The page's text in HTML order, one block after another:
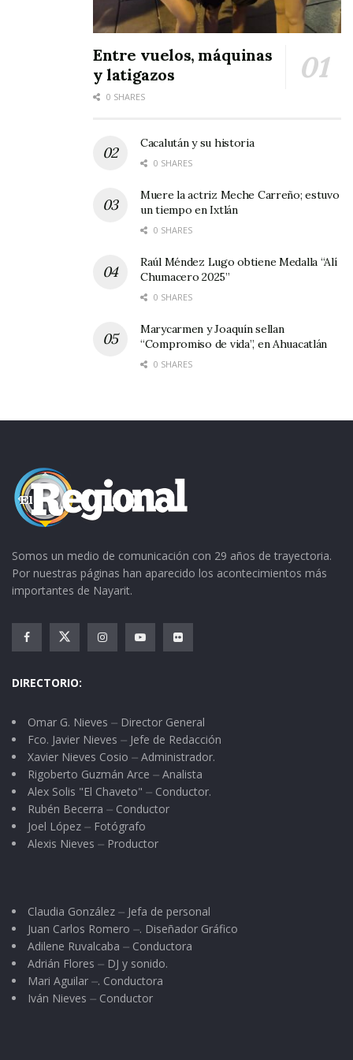
Entre vuelos, máquinas
y latigazos
0 SHARES
Cacalután y su historia
0 SHARES
Muere la actriz Meche Carreño; estuvo
un tiempo en Ixtlán
0 SHARES
Raúl Méndez Lugo obtiene Medalla “Alí
Chumacero 2025”
0 SHARES
Marycarmen y Joaquín sellan
“Compromiso de vida”, en Ahuacatlán
0 SHARES
Somos un medio de comunicación con 29 años de trayectoria.
Por nuestras páginas han aparecido los acontecimientos más
importantes de Nayarit.
DIRECTORIO:
Omar G. Nieves ⏤ Director General
Fco. Javier Nieves ⏤ Jefe de Redacción
Xavier Nieves Cosio ⏤ Administrador.
Rigoberto Guzmán Arce ⏤ Analista
Alex Solis "El Chaveto" ⏤ Conductor.
Rubén Becerra ⏤ Conductor
Joel López ⏤ Fotógrafo
Alexis Nieves ⏤ Productor
Claudia González ⏤ Jefa de personal
Juan Carlos Romero ⏤. Diseñador Gráfico
Adilene Ruvalcaba ⏤ Conductora
Adrián Flores ⏤ DJ y sonido.
Mari Aguilar ⏤. Conductora
Iván Nieves ⏤ Conductor